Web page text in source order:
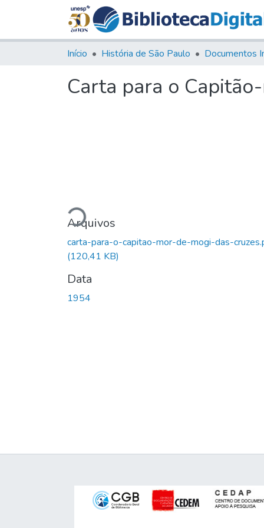
Início História de São Paulo Documentos
Carta para o
Carregando...
Arquivos
carta-para-o-capitao-mor-de-mogi-das-
(120,41 KB)
Data
1954